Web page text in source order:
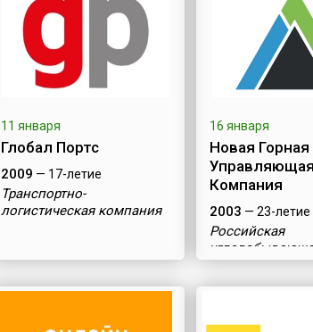
11 января
Глобал Портс
2009 — 17-летие
Транспортно-
логистическая компания
16 января
Новая Горная
Компания
2003 — 23-летие
Российская
компания